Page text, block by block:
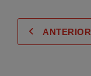
ANTERIOR